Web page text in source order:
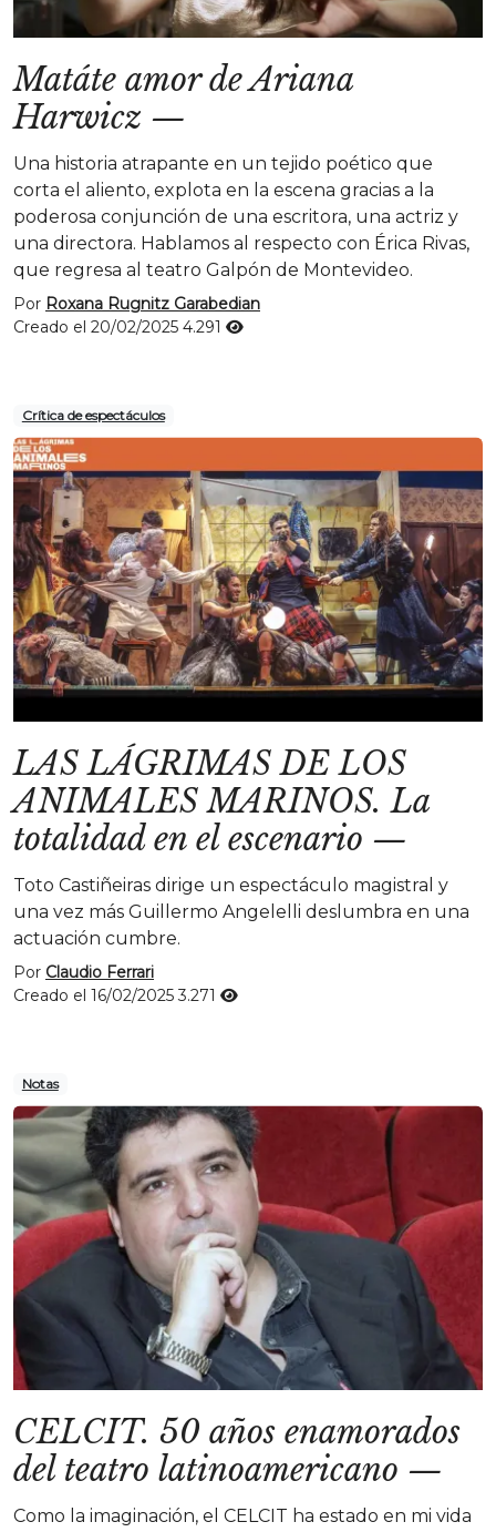
Matáte amor de Ariana
Harwicz —
Una historia atrapante en un tejido poético que
corta el aliento, explota en la escena gracias a la
poderosa conjunción de una escritora, una actriz y
una directora. Hablamos al respecto con Érica Rivas,
que regresa al teatro Galpón de Montevideo.
Por Roxana Rugnitz Garabedian
Creado el 20/02/2025 4.291
Crítica de espectáculos
LAS LÁGRIMAS DE LOS
ANIMALES MARINOS. La
totalidad en el escenario —
Toto Castiñeiras dirige un espectáculo magistral y
una vez más Guillermo Angelelli deslumbra en una
actuación cumbre.
Por Claudio Ferrari
Creado el 16/02/20253.271
Notas
CELCIT. 50 años enamorados
del teatro latinoamericano —
Como la imaginación, el CELCIT ha estado en mi vida